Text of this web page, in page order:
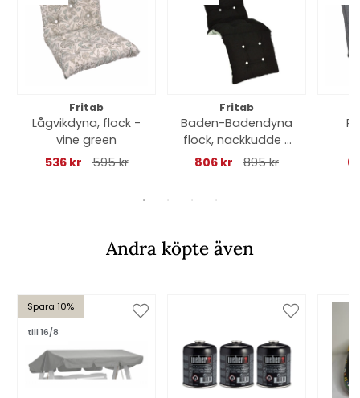
Fritab
Lågvikdyna, flock -
vine green
536 kr
595 kr
Fritab
Baden-Badendyna
flock, nackkudde -
svart
806 kr 895 kr
Andra köpte även
Spara 10%
till 16/8